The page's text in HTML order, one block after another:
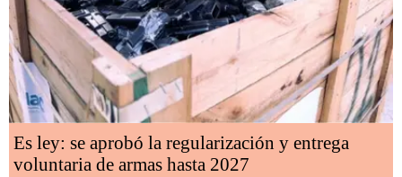
Es ley: se aprobó la regularización y entrega
voluntaria de armas hasta 2027